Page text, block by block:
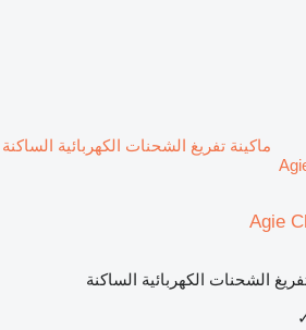
ماكينة تفريغ الشحنات الكهربائية الساكنة
Agie
الشحنات الكهربائية الساكنة